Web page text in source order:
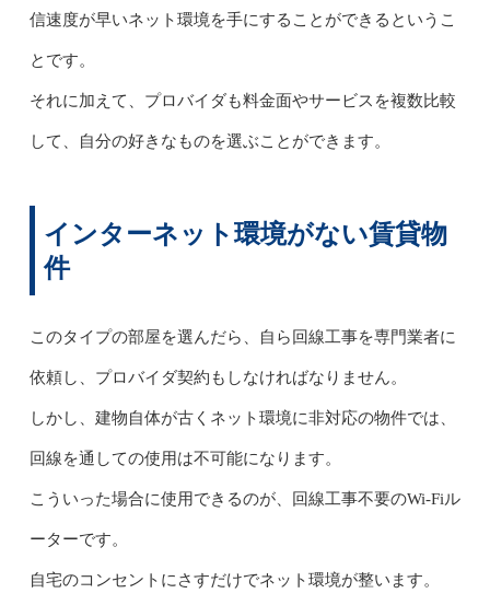
信速度が早いネット環境を手にすることができるというこ
とです。
それに加えて、プロバイダも料金面やサービスを複数比較
して、自分の好きなものを選ぶことができます。
インターネット環境がない賃貸物
件
このタイプの部屋を選んだら、自ら回線工事を専門業者に
依頼し、プロバイダ契約もしなければなりません。
しかし、建物自体が古くネット環境に非対応の物件では、
回線を通しての使用は不可能になります。
こういった場合に使用できるのが、回線工事不要のWi-Fiル
ーターです。
自宅のコンセントにさすだけでネット環境が整います。